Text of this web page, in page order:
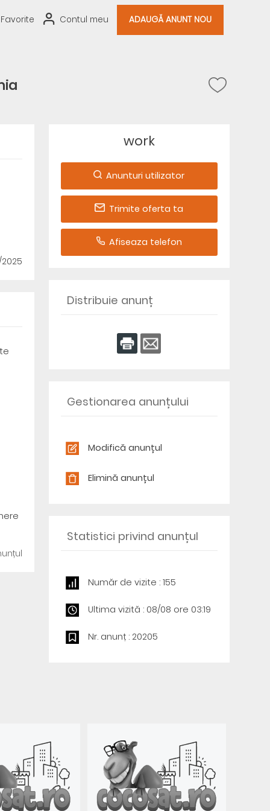
Contul meu ADAUGĂ ANUNT NOU
work
Anunturi utilizator
Trimite oferta ta
Afiseaza telefon
Distribuie anunț
Gestionarea anunțului
Modifică anunțul
Elimină anunțul
Statistici privind anunțul
Număr de vizite : 155
Ultima vizită : 08/08 ore 03:19
Nr. anunț : 20205